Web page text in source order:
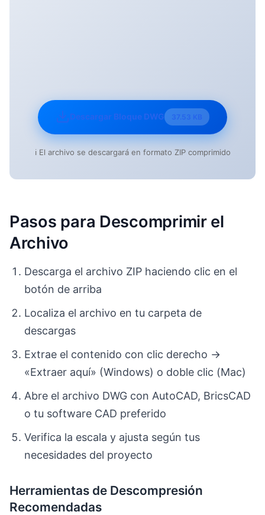
Descargar Bloque DWG 37.53 KB
ℹ️ El archivo se descargará en formato ZIP comprimido
Pasos para Descomprimir el
Archivo
Descarga el archivo ZIP haciendo clic en el
botón de arriba
Localiza el archivo en tu carpeta de
descargas
Extrae el contenido con clic derecho →
«Extraer aquí» (Windows) o doble clic (Mac)
Abre el archivo DWG con AutoCAD, BricsCAD
o tu software CAD preferido
Verifica la escala y ajusta según tus
necesidades del proyecto
Herramientas de Descompresión
Recomendadas